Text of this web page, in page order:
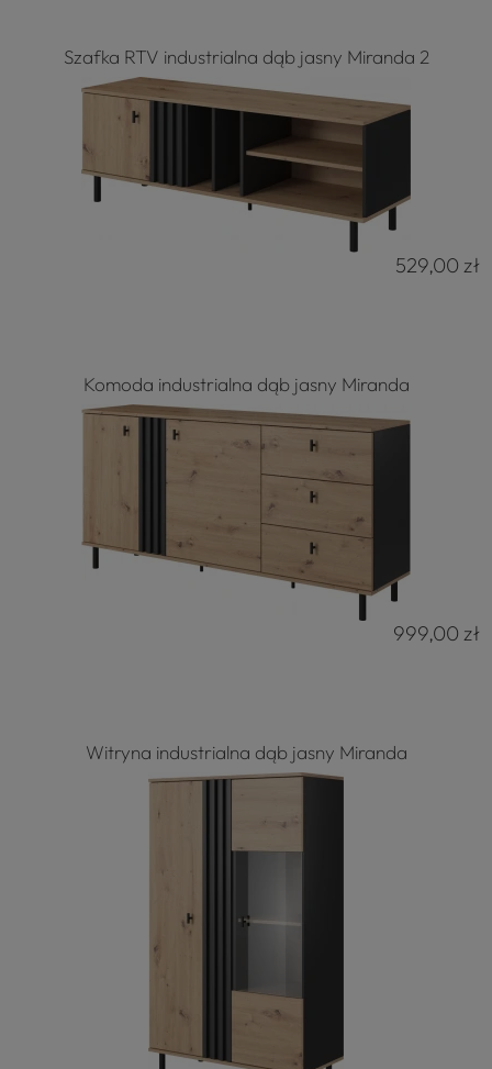
Szafka RTV industrialna dąb jasny Miranda 2
529,00 zł
Komoda industrialna dąb jasny Miranda
999,00 zł
Witryna industrialna dąb jasny Miranda